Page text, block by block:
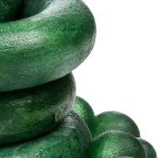
tuotteita.